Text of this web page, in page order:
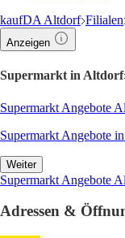
kaufDA Altdorf Filialen
Anzeigen
Supermarkt in
Supermarkt Angebote
Supermarkt Angebote
Weiter
Supermarkt Angebote
Adressen &